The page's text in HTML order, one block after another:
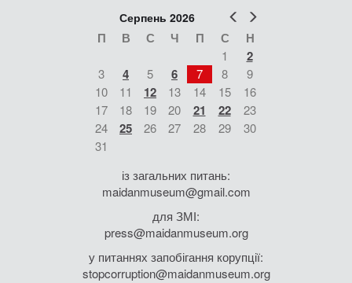
Попер
Серпень 2026
П В С Ч П С Н
1 2
3 4 5 6 7 8
9
10
11 12 13 14 15
16
17
18 19 20 21 22
23
24
25 26 27 28 29
30
31
із загальних питань:
maidanmuseum@gmail.com
для ЗМІ:
press@maidanmuseum.org
у питаннях запобігання корупції:
stopcorruption@maidanmuseum.org